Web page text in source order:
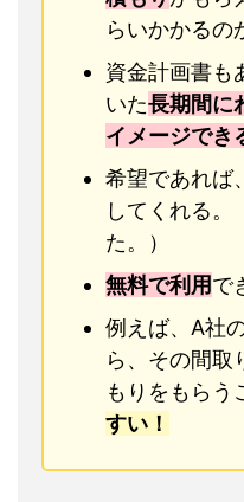
らいかかるの
資金計画書も
いた長期間に
イメージでき
希望であれば、
してくれる。
た。）
無料で利用で
例えば、A社
ら、その間取
もりをもらう
すい！